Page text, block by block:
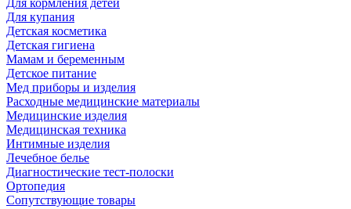
Для кормления детей
Для купания
Детская косметика
Детская гигиена
Мамам и беременным
Детское питание
Мед приборы и изделия
Расходные медицинские материалы
Медицинские изделия
Медицинская техника
Интимные изделия
Лечебное белье
Диагностические тест-полоски
Ортопедия
Сопутствующие товары